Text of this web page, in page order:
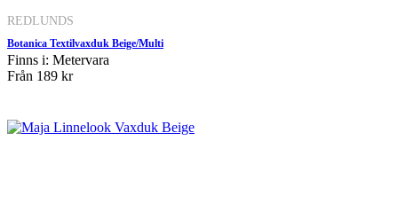
REDLUNDS
Botanica Textilvaxduk Beige/Multi
Finns i: Metervara
Från 189 kr